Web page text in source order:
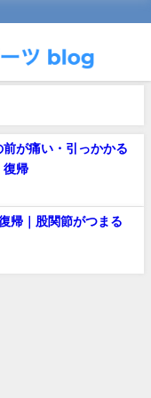
が痛い・引っかかる
復帰
帰｜股関節がつまる